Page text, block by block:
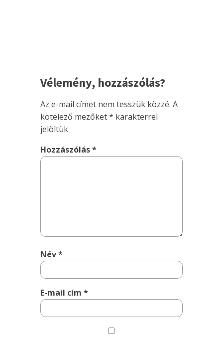
Vélemény, hozzászólás?
Az e-mail címet nem tesszük közzé. A
kötelező mezőket* karakterrel
jelöltük
Hozzászólás*
Név*
E-mail cím*